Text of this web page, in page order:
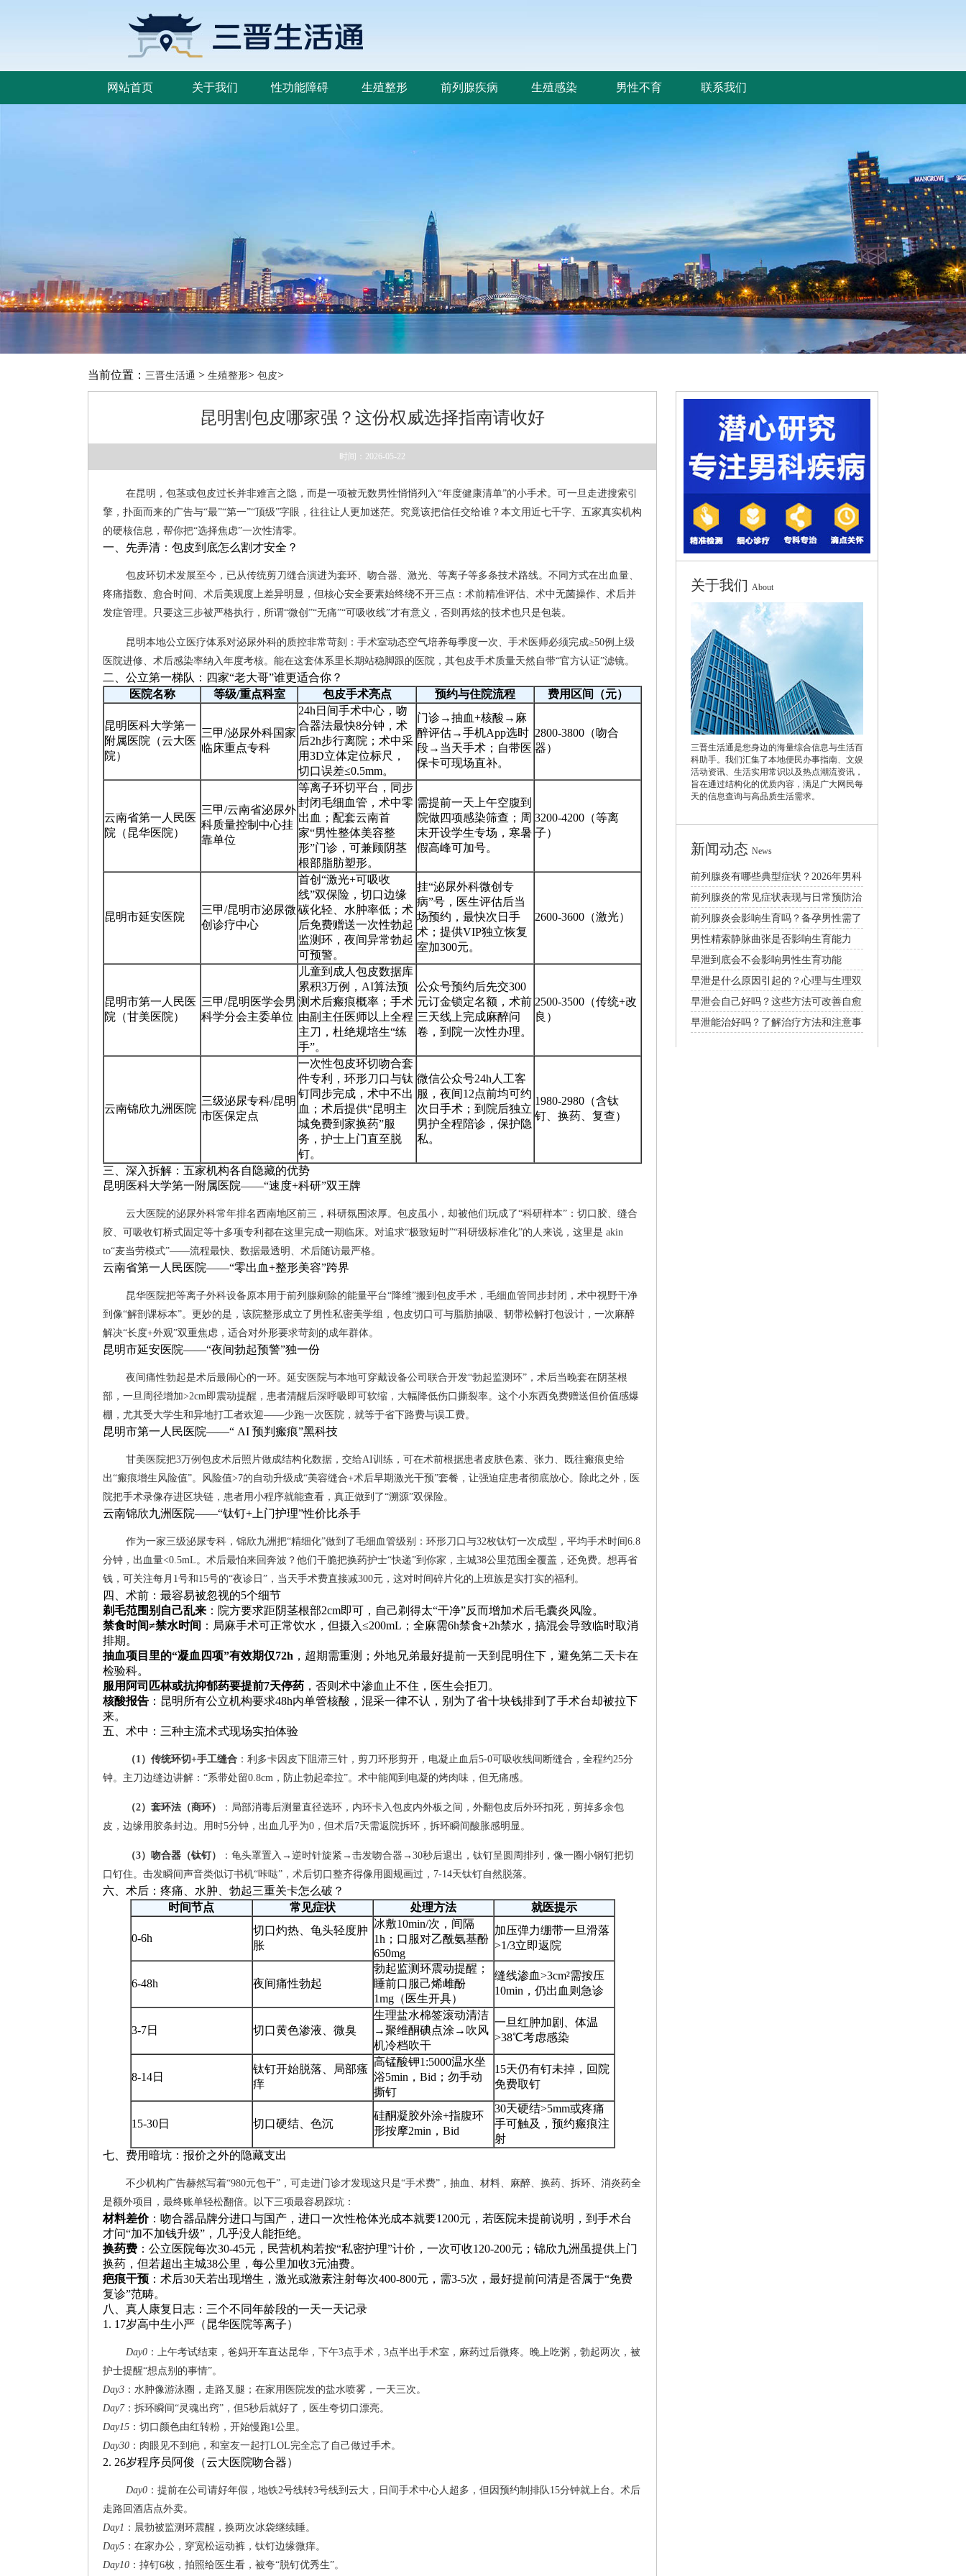
网站首页 关于我们 性功能障碍 生殖整形 前列腺疾病 生殖感染 男性不育 联系我们
当前位置： 三晋生活通 > 生殖整形> 包皮>
昆明割包皮哪家强？这份权威选择指南请收好
时间：2026-05-22
在昆明，包茎或包皮过长并非难言之隐，而是一项被无数男性悄悄列入“年度健康清单”的小手术。可一旦走进搜索引
擎，扑面而来的广告与“最”“第一”“顶级”字眼，往往让人更加迷茫。究竟该把信任交给谁？本文用近七千字、五家真实机构
的硬核信息，帮你把“选择焦虑”一次性清零。
一、先弄清：包皮到底怎么割才安全？
包皮环切术发展至今，已从传统剪刀缝合演进为套环、吻合器、激光、等离子等多条技术路线。不同方式在出血量、
疼痛指数、愈合时间、术后美观度上差异明显，但核心安全要素始终绕不开三点：术前精准评估、术中无菌操作、术后并
发症管理。只要这三步被严格执行，所谓“微创”“无痛”“可吸收线”才有意义，否则再炫的技术也只是包装。
昆明本地公立医疗体系对泌尿外科的质控非常苛刻：手术室动态空气培养每季度一次、手术医师必须完成≥50例上级
医院进修、术后感染率纳入年度考核。能在这套体系里长期站稳脚跟的医院，其包皮手术质量天然自带“官方认证”滤镜。
二、公立第一梯队：四家“老大哥”谁更适合你？
医院名称
等级/重点科室 包皮手术亮点 预约与住院流程 费用区间（元）
昆明医科大学第一
附属医院（云大医
院）
三甲/泌尿外科国家
临床重点专科
24h日间手术中心，吻
合器法最快8分钟，术
后2h步行离院；术中采
用3D立体定位标尺，
切口误差≤0.5mm。
门诊→抽血+核酸→麻
醉评估→手机App选时
段→当天手术；自带医
保卡可现场直补。
2800-3800（吻合
器）
云南省第一人民医
院（昆华医院）
三甲/云南省泌尿外
科质量控制中心挂
靠单位
等离子环切平台，同步
封闭毛细血管，术中零
出血；配套云南首
家“男性整体美容整
形”门诊，可兼顾阴茎
根部脂肪塑形。
需提前一天上午空腹到
院做四项感染筛查；周
末开设学生专场，寒暑
假高峰可加号。
3200-4200（等离
子）
昆明市延安医院
三甲/昆明市泌尿微
创诊疗中心
首创“激光+可吸收
线”双保险，切口边缘
碳化轻、水肿率低；术
后免费赠送一次性勃起
监测环，夜间异常勃起
可预警。
挂“泌尿外科微创专
病”号，医生评估后当
场预约，最快次日手
术；提供VIP独立恢复
室加300元。
2600-3600（激光）
昆明市第一人民医
院（甘美医院）
三甲/昆明医学会男
科学分会主委单位
儿童到成人包皮数据库
累积3万例，AI算法预
测术后瘢痕概率；手术
由副主任医师以上全程
主刀，杜绝规培生“练
手”。
公众号预约后先交300
元订金锁定名额，术前
三天线上完成麻醉问
卷，到院一次性办理。
2500-3500（传统+改
良）
云南锦欣九洲医院
三级泌尿专科/昆明
市医保定点
一次性包皮环切吻合套
件专利，环形刀口与钛
钉同步完成，术中不出
血；术后提供“昆明主
城免费到家换药”服
务，护士上门直至脱
钉。
微信公众号24h人工客
服，夜间12点前均可约
次日手术；到院后独立
男护全程陪诊，保护隐
私。
1980-2980（含钛
钉、换药、复查）
三、深入拆解：五家机构各自隐藏的优势
昆明医科大学第一附属医院——“速度+科研”双王牌
云大医院的泌尿外科常年排名西南地区前三，科研氛围浓厚。包皮虽小，却被他们玩成了“科研样本”：切口胶、缝合
胶、可吸收钉桥式固定等十多项专利都在这里完成一期临床。对追求“极致短时”“科研级标准化”的人来说，这里是 akin
to“麦当劳模式”——流程最快、数据最透明、术后随访最严格。
云南省第一人民医院——“零出血+整形美容”跨界
昆华医院把等离子外科设备原本用于前列腺剜除的能量平台“降维”搬到包皮手术，毛细血管同步封闭，术中视野干净
到像“解剖课标本”。更妙的是，该院整形成立了男性私密美学组，包皮切口可与脂肪抽吸、韧带松解打包设计，一次麻醉
解决“长度+外观”双重焦虑，适合对外形要求苛刻的成年群体。
昆明市延安医院——“夜间勃起预警”独一份
夜间痛性勃起是术后最闹心的一环。延安医院与本地可穿戴设备公司联合开发“勃起监测环”，术后当晚套在阴茎根
部，一旦周径增加>2cm即震动提醒，患者清醒后深呼吸即可软缩，大幅降低伤口撕裂率。这个小东西免费赠送但价值感爆
棚，尤其受大学生和异地打工者欢迎——少跑一次医院，就等于省下路费与误工费。
昆明市第一人民医院——“ AI 预判瘢痕”黑科技
甘美医院把3万例包皮术后照片做成结构化数据，交给AI训练，可在术前根据患者皮肤色素、张力、既往瘢痕史给
出“瘢痕增生风险值”。风险值>7的自动升级成“美容缝合+术后早期激光干预”套餐，让强迫症患者彻底放心。除此之外，医
院把手术录像存进区块链，患者用小程序就能查看，真正做到了“溯源”双保险。
云南锦欣九洲医院——“钛钉+上门护理”性价比杀手
作为一家三级泌尿专科，锦欣九洲把“精细化”做到了毛细血管级别：环形刀口与32枚钛钉一次成型，平均手术时间6.8
分钟，出血量<0.5mL。术后最怕来回奔波？他们干脆把换药护士“快递”到你家，主城38公里范围全覆盖，还免费。想再省
钱，可关注每月1号和15号的“夜诊日”，当天手术费直接减300元，这对时间碎片化的上班族是实打实的福利。
四、术前：最容易被忽视的5个细节
剃毛范围别自己乱来 ：院方要求距阴茎根部2cm即可，自己剃得太“干净”反而增加术后毛囊炎风险。
禁食时间≠禁水时间 ：局麻手术可正常饮水，但摄入≤200mL；全麻需6h禁食+2h禁水，搞混会导致临时取消
排期。
抽血项目里的“凝血四项”有效期仅72h ，超期需重测；外地兄弟最好提前一天到昆明住下，避免第二天卡在
检验科。
服用阿司匹林或抗抑郁药要提前7天停药 ，否则术中渗血止不住，医生会拒刀。
核酸报告 ：昆明所有公立机构要求48h内单管核酸，混采一律不认，别为了省十块钱排到了手术台却被拉下
来。
五、术中：三种主流术式现场实拍体验
（1）传统环切+手工缝合 ：利多卡因皮下阻滞三针，剪刀环形剪开，电凝止血后5-0可吸收线间断缝合，全程约25分
钟。主刀边缝边讲解：“系带处留0.8cm，防止勃起牵拉”。术中能闻到电凝的烤肉味，但无痛感。
（2）套环法（商环）
：局部消毒后测量直径选环，内环卡入包皮内外板之间，外翻包皮后外环扣死，剪掉多余包
皮，边缘用胶条封边。用时5分钟，出血几乎为0，但术后7天需返院拆环，拆环瞬间酸胀感明显。
（3）吻合器（钛钉）
：龟头罩置入→逆时针旋紧→击发吻合器→30秒后退出，钛钉呈圆周排列，像一圈小钢钉把切
口钉住。击发瞬间声音类似订书机“咔哒”，术后切口整齐得像用圆规画过，7-14天钛钉自然脱落。
六、术后：疼痛、水肿、勃起三重关卡怎么破？
时间节点
常见症状 处理方法 就医提示
0-6h
切口灼热、龟头轻度肿
胀
冰敷10min/次，间隔
1h；口服对乙酰氨基酚
650mg
加压弹力绷带一旦滑落
>1/3立即返院
6-48h 夜间痛性勃起
勃起监测环震动提醒；
睡前口服己烯雌酚
1mg（医生开具）
缝线渗血>3cm²需按压
10min，仍出血则急诊
3-7日 切口黄色渗液、微臭
生理盐水棉签滚动清洁
→聚维酮碘点涂→吹风
机冷档吹干
一旦红肿加剧、体温
>38℃考虑感染
8-14日
钛钉开始脱落、局部瘙
痒
高锰酸钾1:5000温水坐
浴5min，Bid；勿手动
撕钉
15天仍有钉未掉，回院
免费取钉
15-30日 切口硬结、色沉
硅酮凝胶外涂+指腹环
形按摩2min，Bid
30天硬结>5mm或疼痛
手可触及，预约瘢痕注
射
七、费用暗坑：报价之外的隐藏支出
不少机构广告赫然写着“980元包干”，可走进门诊才发现这只是“手术费”，抽血、材料、麻醉、换药、拆环、消炎药全
是额外项目，最终账单轻松翻倍。以下三项最容易踩坑：
材料差价：吻合器品牌分进口与国产，进口一次性枪体光成本就要1200元，若医院未提前说明，到手术台
才问“加不加钱升级”，几乎没人能拒绝。
换药费 ：公立医院每次30-45元，民营机构若按“私密护理”计价，一次可收120-200元；锦欣九洲虽提供上门
换药，但若超出主城38公里，每公里加收3元油费。
疤痕干预 ：术后30天若出现增生，激光或激素注射每次400-800元，需3-5次，最好提前问清是否属于“免费
复诊”范畴。
八、真人康复日志：三个不同年龄段的一天一天记录
1. 17岁高中生小严（昆华医院等离子）
Day0 ：上午考试结束，爸妈开车直达昆华，下午3点手术，3点半出手术室，麻药过后微疼。晚上吃粥，勃起两次，被
护士提醒“想点别的事情”。
Day3 ：水肿像游泳圈，走路叉腿；在家用医院发的盐水喷雾，一天三次。
Day7：拆环瞬间“灵魂出窍”，但5秒后就好了，医生夸切口漂亮。
Day15 ：切口颜色由红转粉，开始慢跑1公里。
Day30 ：肉眼见不到疤，和室友一起打LOL完全忘了自己做过手术。
2. 26岁程序员阿俊（云大医院吻合器）
Day0 ：提前在公司请好年假，地铁2号线转3号线到云大，日间手术中心人超多，但因预约制排队15分钟就上台。术后
走路回酒店点外卖。
Day1 ：晨勃被监测环震醒，换两次冰袋继续睡。
Day5 ：在家办公，穿宽松运动裤，钛钉边缘微痒。
Day10 ：掉钉6枚，拍照给医生看，被夸“脱钉优秀生”。
关于我们 About
三晋生活通是您身边的海量综合信息与生活百
科助手。我们汇集了本地便民办事指南、文娱
活动资讯、生活实用常识以及热点潮流资讯，
旨在通过结构化的优质内容，满足广大网民每
天的信息查询与高品质生活需求。
新闻动态 News
前列腺炎有哪些典型症状？2026年男科
专家科普分型治疗与日常预防
前列腺炎的常见症状表现与日常预防治
疗方法详解
前列腺炎会影响生育吗？备孕男性需了
解这几点
男性精索静脉曲张是否影响生育能力
早泄到底会不会影响男性生育功能
早泄是什么原因引起的？心理与生理双
重因素解析
早泄会自己好吗？这些方法可改善自愈
能力
早泄能治好吗？了解治疗方法和注意事